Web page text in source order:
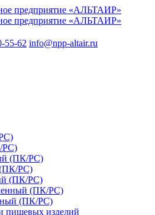
55-62 info@npp-altair.ru
(ПК/PC)
PC)
(ПК/PC)
(ПК/PC)
(ПК/PC)
пищевых изделий